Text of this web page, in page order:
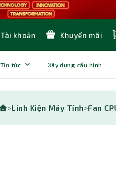
Tài khoản Khuyến mãi
Tin tức Xây dựng cấu hình
>Linh Kiện Máy Tính>Fan